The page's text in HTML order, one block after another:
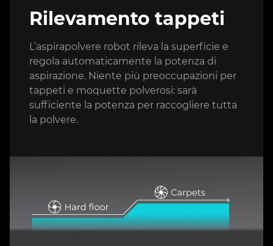
Rilevamento tappeti
L’aspirapolvere robot rileva la superficie e
regola automaticamente la potenza di
aspirazione. Niente più preoccupazioni per
tappeti e moquette polverosi: sarà
sufficiente la potenza per raccogliere tutta
la polvere.